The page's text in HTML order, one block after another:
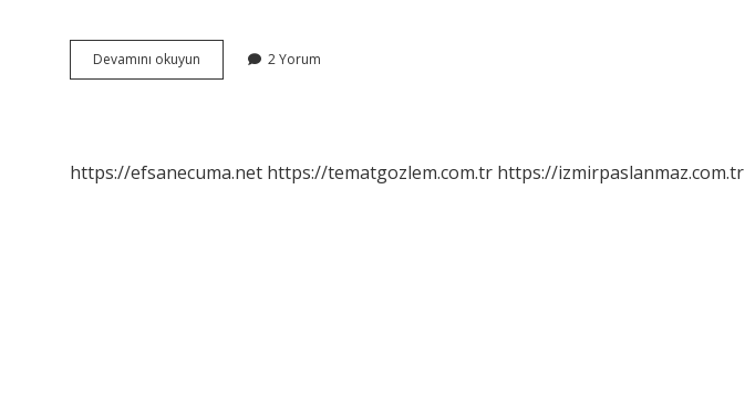
Devamını okuyun
Kuvvetleri
2 Yorum
https://efsanecuma.net https://tematgozlem.com.tr https://izmirpaslanmaz.com.tr